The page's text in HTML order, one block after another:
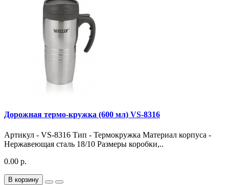
Дорожная термо-кружка (600 мл) VS-8316
Артикул - VS-8316 Тип - Термокружка Материал корпуса -
Нержавеющая сталь 18/10 Размеры коробки,..
0.00 р.
В корзину